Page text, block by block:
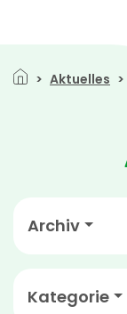
Pfadnavigation
Aktuelles
Archiv
Kategorie